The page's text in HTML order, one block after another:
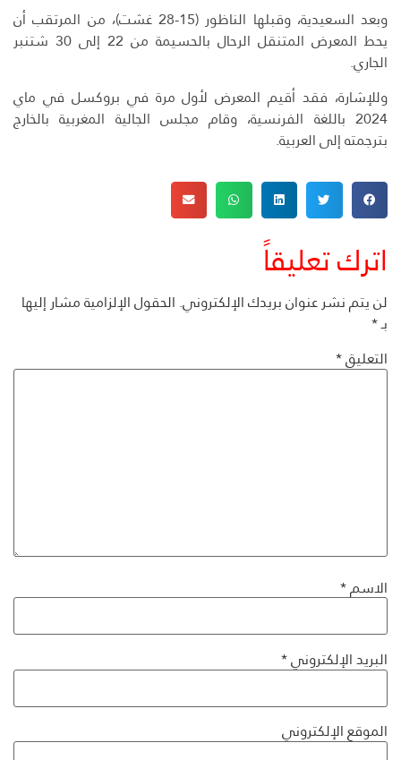
وبعد السعيدية، وقبلها الناظور (15-28 غشت)، من المرتقب أن
يحط المعرض المتنقل الرحال بالحسيمة من 22 إلى 30 شتنبر
الجاري.
وللإشارة، فقد أقيم المعرض لأول مرة في بروكسل في ماي
2024 باللغة الفرنسية، وقام مجلس الجالية المغربية بالخارج
بترجمته إلى العربية.
اترك تعليقاً
لن يتم نشر عنوان بريدك الإلكتروني.الحقول الإلزامية مشار إليها
بـ*
التعليق*
الاسم*
البريد الإلكتروني*
الموقع الإلكتروني